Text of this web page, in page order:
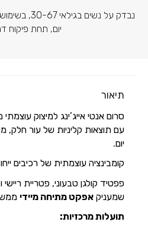
יום, תחת פיקוח
תיאור
סרום אנטי אייג’ינג למיצוק
יום.
קומבינציה עוצמתית של רכיבים
פפטיד קולגן טבעוני, פטריית ריישי
שמעניק אפקט מתיחה מיידי ממש
תועלות מרכזיות: